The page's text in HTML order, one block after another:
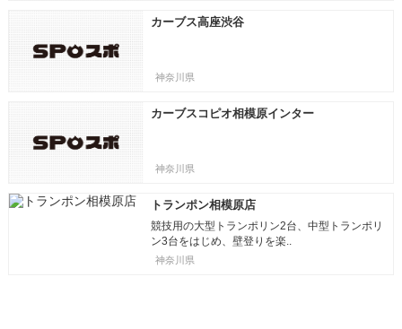
カーブス高座渋谷
神奈川県
カーブスコピオ相模原インター
神奈川県
トランポン相模原店
競技用の大型トランポリン2台、中型トランポリ
ン3台をはじめ、壁登りを楽..
神奈川県